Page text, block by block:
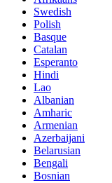
Swedish
Polish
Basque
Catalan
Esperanto
Hindi
Lao
Albanian
Amharic
Armenian
Azerbaijani
Belarusian
Bengali
Bosnian